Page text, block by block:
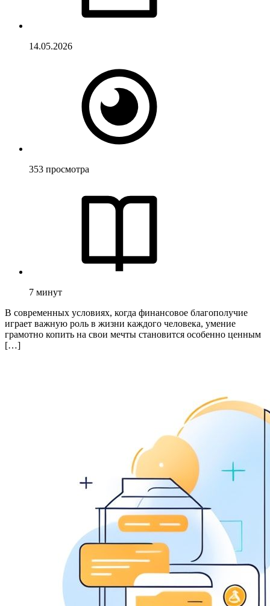
14.05.2026
353 просмотра
7 минут
В современных условиях, когда финансовое благополучие
играет важную роль в жизни каждого человека, умение
грамотно копить на свои мечты становится особенно ценным
[…]